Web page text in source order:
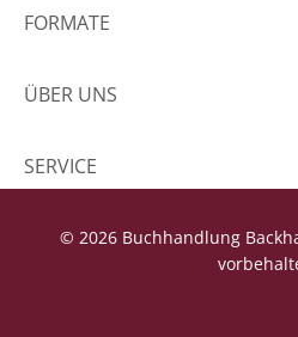
FORMATE
ÜBER UNS
SERVICE
© 2026 Buchhandlung